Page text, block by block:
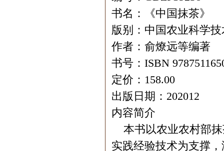
书名：《中国抹茶》
版别：中国农业科学
作者：俞燎远等编著
书号：ISBN
定价：158.00
出版日期：202012
内容简介
本书以农业农村部抹
实践经验技术为支撑